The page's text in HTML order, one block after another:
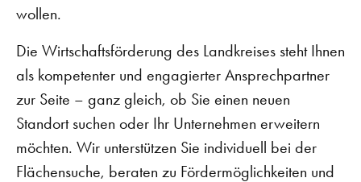
wollen.
Die Wirtschaftsförderung des Landkreises steht Ihnen
als kompetenter und engagierter Ansprechpartner
zur Seite – ganz gleich, ob Sie einen neuen
Standort suchen oder Ihr Unternehmen erweitern
möchten. Wir unterstützen Sie individuell bei der
Flächensuche, beraten zu Fördermöglichkeiten und